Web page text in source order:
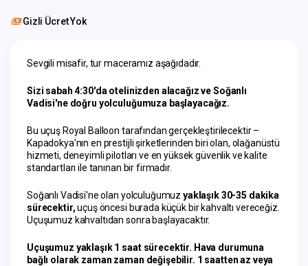
Gizli Ücret Yok
Sevgili misafir, tur maceramız aşağıdadır.
Sizi sabah 4:30'da otelinizden alacağız ve Soğanlı
Vadisi'ne doğru yolculuğumuza başlayacağız.
Bu uçuş Royal Balloon tarafından gerçekleştirilecektir –
Kapadokya'nın en prestijli şirketlerinden biri olan, olağanüstü
hizmeti, deneyimli pilotları ve en yüksek güvenlik ve kalite
standartları ile tanınan bir firmadır.
Soğanlı Vadisi'ne olan yolculuğumuz yaklaşık 30-35 dakika
sürecektir, uçuş öncesi burada küçük bir kahvaltı vereceğiz.
Uçuşumuz kahvaltıdan sonra başlayacaktır.
Uçuşumuz yaklaşık 1 saat sürecektir. Hava durumuna
bağlı olarak zaman zaman değişebilir. 1 saatten az veya